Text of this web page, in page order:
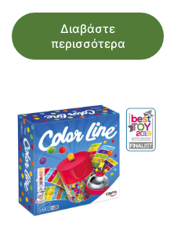
Διαβάστε
περισσότερα